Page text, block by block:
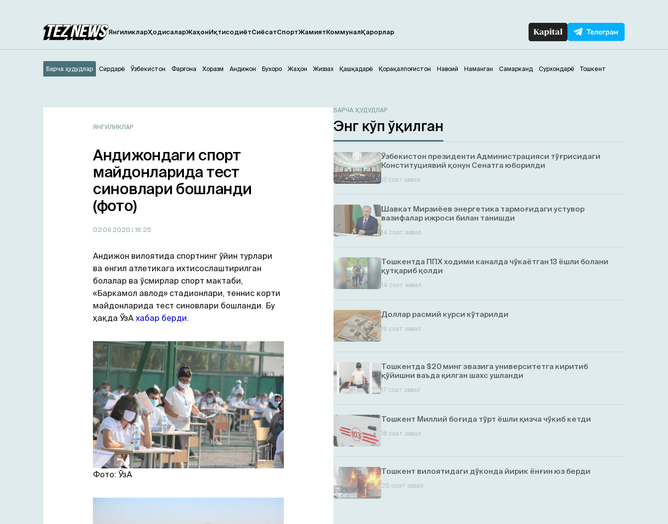
ЯнгиликларҲодисаларЖаҳонИқтисодиётСиёсатСпортЖамиятКоммуналҚарорлар
Андижон
Барча ҳудудлар Бухоро Жаҳон Жиззах Қашқадарё Қорақалпоғистон Навоий Наманган Самарканд
Сирдарё Сурхондарё Тошкент
Ўзбекистон Фарғона Хоразм
ЯНГИЛИКЛАР
Андижондаги спорт
майдонларида тест
синовлари бошланди
(фото)
02.09.2020 | 16:25
Андижон вилоятида спортнинг ўйин турлари
ва енгил атлетикага ихтисослаштирилган
болалар ва ўсмирлар спорт мактаби,
«Баркамол авлод» стадионлари, теннис корти
майдонларида тест синовлари бошланди. Бу
ҳақда ЎзА хабар берди.
Фото: ЎзА
БАРЧА ҲУДУДЛАР
Энг кўп ўқилган
Ўзбекистон президенти Администрацияси тўғрисидаги
Конституциявий қонун Сенатга юборилди
13 соат аввал
Шавкат Мирзиёев энергетика тармоғидаги устувор
вазифалар ижроси билан танишди
14 соат аввал
Тошкентда ППХ ходими каналда чўкаётган 13 ёшли болани
қутқариб қолди
14 соат аввал
Доллар расмий курси кўтарилди
16 соат аввал
Тошкентда $20 минг эвазига университетга киритиб
қўйишни ваъда қилган шахс ушланди
17 соат аввал
Тошкент Миллий боғида тўрт ёшли қизча чўкиб кетди
18 соат аввал
Тошкент вилоятидаги дўконда йирик ёнғин юз берди
20 соат аввал